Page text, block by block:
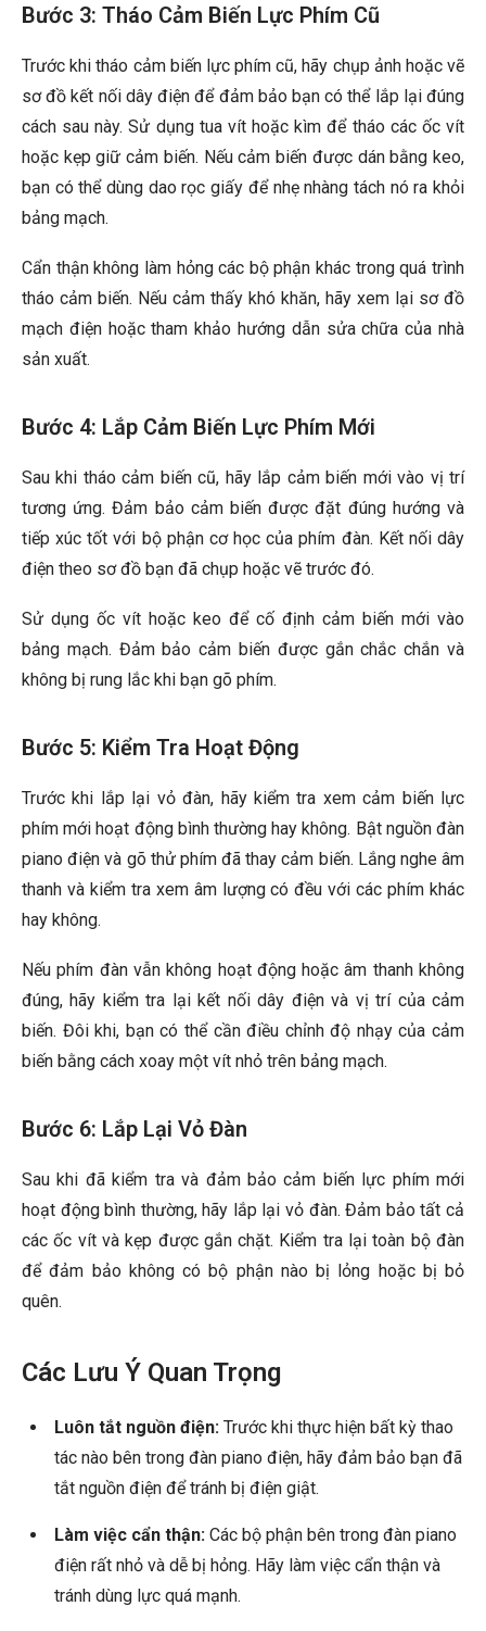
Bước 3: Tháo Cảm Biến Lực Phím Cũ
Trước khi tháo cảm biến lực phím cũ, hãy chụp ảnh hoặc vẽ
sơ đồ kết nối dây điện để đảm bảo bạn có thể lắp lại đúng
cách sau này. Sử dụng tua vít hoặc kìm để tháo các ốc vít
hoặc kẹp giữ cảm biến. Nếu cảm biến được dán bằng keo,
bạn có thể dùng dao rọc giấy để nhẹ nhàng tách nó ra khỏi
bảng mạch.
Cẩn thận không làm hỏng các bộ phận khác trong quá trình
tháo cảm biến. Nếu cảm thấy khó khăn, hãy xem lại sơ đồ
mạch điện hoặc tham khảo hướng dẫn sửa chữa của nhà
sản xuất.
Bước 4: Lắp Cảm Biến Lực Phím Mới
Sau khi tháo cảm biến cũ, hãy lắp cảm biến mới vào vị trí
tương ứng. Đảm bảo cảm biến được đặt đúng hướng và
tiếp xúc tốt với bộ phận cơ học của phím đàn. Kết nối dây
điện theo sơ đồ bạn đã chụp hoặc vẽ trước đó.
Sử dụng ốc vít hoặc keo để cố định cảm biến mới vào
bảng mạch. Đảm bảo cảm biến được gắn chắc chắn và
không bị rung lắc khi bạn gõ phím.
Bước 5: Kiểm Tra Hoạt Động
Trước khi lắp lại vỏ đàn, hãy kiểm tra xem cảm biến lực
phím mới hoạt động bình thường hay không. Bật nguồn đàn
piano điện và gõ thử phím đã thay cảm biến. Lắng nghe âm
thanh và kiểm tra xem âm lượng có đều với các phím khác
hay không.
Nếu phím đàn vẫn không hoạt động hoặc âm thanh không
đúng, hãy kiểm tra lại kết nối dây điện và vị trí của cảm
biến. Đôi khi, bạn có thể cần điều chỉnh độ nhạy của cảm
biến bằng cách xoay một vít nhỏ trên bảng mạch.
Bước 6: Lắp Lại Vỏ Đàn
Sau khi đã kiểm tra và đảm bảo cảm biến lực phím mới
hoạt động bình thường, hãy lắp lại vỏ đàn. Đảm bảo tất cả
các ốc vít và kẹp được gắn chặt. Kiểm tra lại toàn bộ đàn
để đảm bảo không có bộ phận nào bị lỏng hoặc bị bỏ
quên.
Các Lưu Ý Quan Trọng
Luôn tắt nguồn điện: Trước khi thực hiện bất kỳ thao
tác nào bên trong đàn piano điện, hãy đảm bảo bạn đã
tắt nguồn điện để tránh bị điện giật.
Làm việc cẩn thận: Các bộ phận bên trong đàn piano
điện rất nhỏ và dễ bị hỏng. Hãy làm việc cẩn thận và
tránh dùng lực quá mạnh.